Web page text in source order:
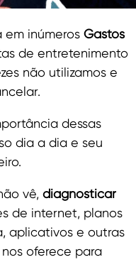
em inúmeros Gastos
de entretenimento
não utilizamos e
dessas
dia a dia e seu
vê, diagnosticar
de internet, planos
aplicativos e outras
oferece para